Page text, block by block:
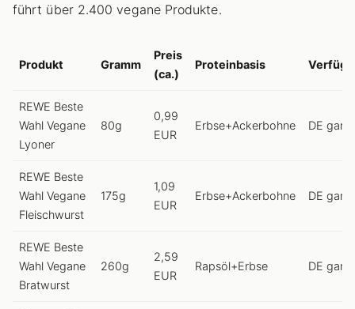
führt über 2.400 vegane Produkte.
Produkt Gramm
Preis
(ca.)
Proteinbasis
REWE Beste
Wahl Vegane
Lyoner
80g
0,99
EUR
Erbse+Ackerbohne DE
REWE Beste
Wahl Vegane
Fleischwurst
175g
1,09
EUR
Erbse+Ackerbohne DE
REWE Beste
Wahl Vegane
Bratwurst
260g
2,59
EUR
Rapsöl+Erbse DE